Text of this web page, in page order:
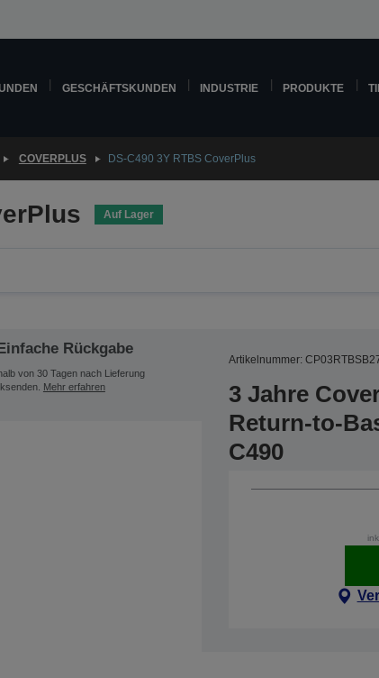
GESCHÄFTSKUNDEN INDUSTRIE PRODUKTE
COVERPLUS DS-C490 3Y RTBS CoverPlus
Auf Lager
Rückgabe
von 30 Tagen nach Lieferung
Mehr erfahren
Artikelnummer:
3 Jahre
Return-to-
C490